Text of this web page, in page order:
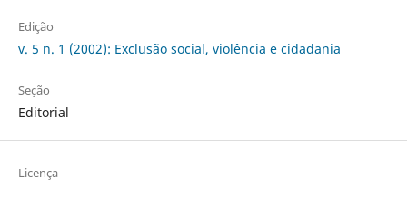
Edição
v. 5 n. 1 (2002): Exclusão social, violência e cidadania
Seção
Editorial
Licença